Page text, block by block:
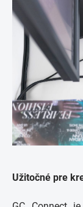
Užitočné pre